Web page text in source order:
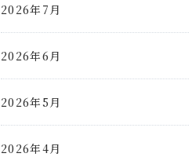
2026年7月
2026年6月
2026年5月
2026年4月